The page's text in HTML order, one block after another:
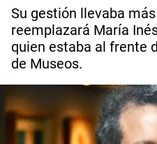
Su gestión llevaba
reemplazará María
quien estaba al frente
de Museos.